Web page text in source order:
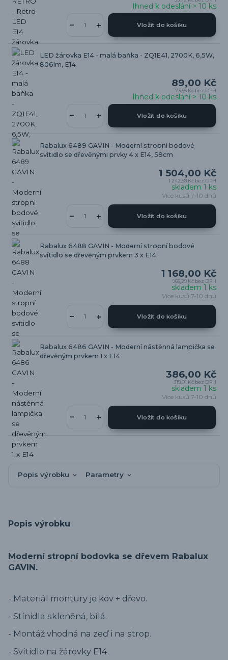
Ihned k odeslání > 10 ks
Vložit do košíku
LED žárovka E14 - malá baňka - ZQ1E41, 2700K, 6,5W,
806lm, E14
89,00 Kč
73,55 Kč bez DPH
Ihned k odeslání > 10 ks
Vložit do košíku
Rabalux 6489 GAVIN - Moderní stropní bodové
svítidlo se dřevěnými prvky 4 x E14, 59cm
1 504,00 Kč
1 242,98 Kč bez DPH
skladem 1 ks
Více kusů 7-10 dnů
Vložit do košíku
Rabalux 6488 GAVIN - Moderní stropní bodové
svítidlo se dřevěným prvkem 3 x E14
1 168,00 Kč
965,29 Kč bez DPH
skladem 1 ks
Více kusů 7-10 dnů
Vložit do košíku
Rabalux 6486 GAVIN - Moderní nástěnná lampička se
dřevěným prvkem 1 x E14
386,00 Kč
319,01 Kč bez DPH
skladem 1 ks
Více kusů 7-10 dnů
Vložit do košíku
Popis výrobku Parametry
Popis výrobku
Moderní stropní bodovka se dřevem Rabalux
GAVIN.
- Materiál montury je kov + dřevo.
- Stínidla skleněná, bílá.
- Montáž vhodná na zeď i na strop.
- Svítidlo na žárovky E14.